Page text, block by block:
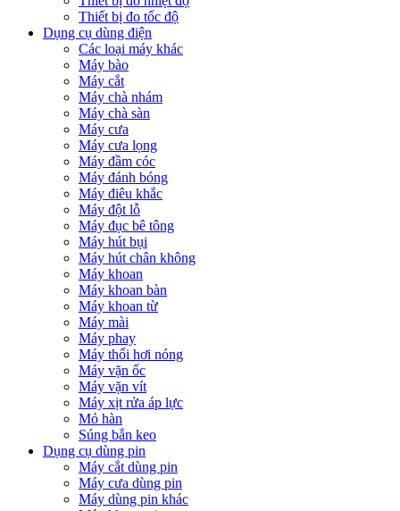
Thiết bị đo tốc độ
Dụng cụ dùng điện
Các loại máy khác
Máy bào
Máy cắt
Máy chà nhám
Máy chà sàn
Máy cưa
Máy cưa lọng
Máy đầm cóc
Máy đánh bóng
Máy điêu khắc
Máy đột lỗ
Máy đục bê tông
Máy hút bụi
Máy hút chân không
Máy khoan
Máy khoan bàn
Máy khoan từ
Máy mài
Máy phay
Máy thổi hơi nóng
Máy vặn ốc
Máy vặn vít
Máy xịt rửa áp lực
Mỏ hàn
Súng bắn keo
Dụng cụ dùng pin
Máy cắt dùng pin
Máy cưa dùng pin
Máy dùng pin khác